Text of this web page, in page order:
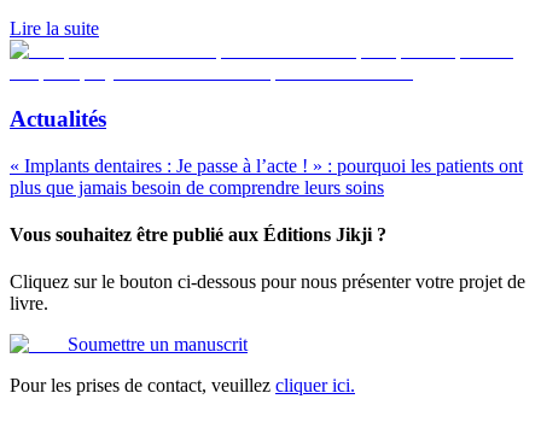
Lire la suite
Actualités
« Implants dentaires : Je passe à l’acte ! » : pourquoi les patients ont
plus que jamais besoin de comprendre leurs soins
Vous souhaitez être publié aux Éditions Jikji ?
Cliquez sur le bouton ci-dessous pour nous présenter votre projet de
livre.
Soumettre un manuscrit
Pour les prises de contact, veuillez cliquer ici.